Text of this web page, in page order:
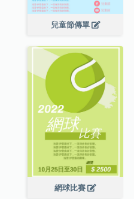
兒童節傳單
網球比賽